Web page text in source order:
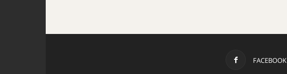
FACEBOOK